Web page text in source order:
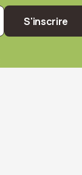
S'inscrire